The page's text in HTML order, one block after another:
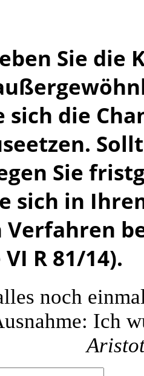
Sie die
sich die
Sie
sich in
R 81/14).
noch
Ich